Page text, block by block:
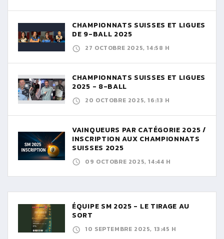
CHAMPIONNATS SUISSES ET LIGUES
DE 9-BALL 2025
27 OCTOBRE 2025, 14:58 H
CHAMPIONNATS SUISSES ET LIGUES
2025 - 8-BALL
20 OCTOBRE 2025, 16:13 H
VAINQUEURS PAR CATÉGORIE 2025 /
INSCRIPTION AUX CHAMPIONNATS
SUISSES 2025
09 OCTOBRE 2025, 14:44 H
ÉQUIPE SM 2025 - LE TIRAGE AU
SORT
10 SEPTEMBRE 2025, 13:45 H